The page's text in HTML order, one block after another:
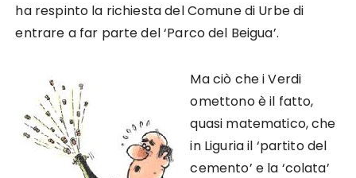
ha respinto la richiesta del Comune di Urbe di
entrare a far parte del ‘Parco del Beigua’.
Ma ciò che i Verdi
omettono è il fatto,
quasi matematico, che
in Liguria il ‘partito del
cemento’ e la ‘colata’